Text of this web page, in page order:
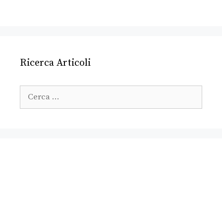
Ricerca Articoli